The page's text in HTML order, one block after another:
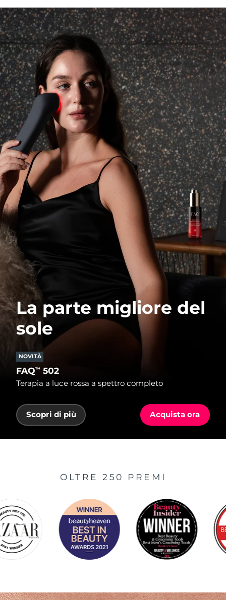
La parte migliore del
sole
NOVITÀ
FAQ™ 502
Terapia a luce rossa a spettro completo
Scopri di più Acquista ora
OLTRE 250 PREMI